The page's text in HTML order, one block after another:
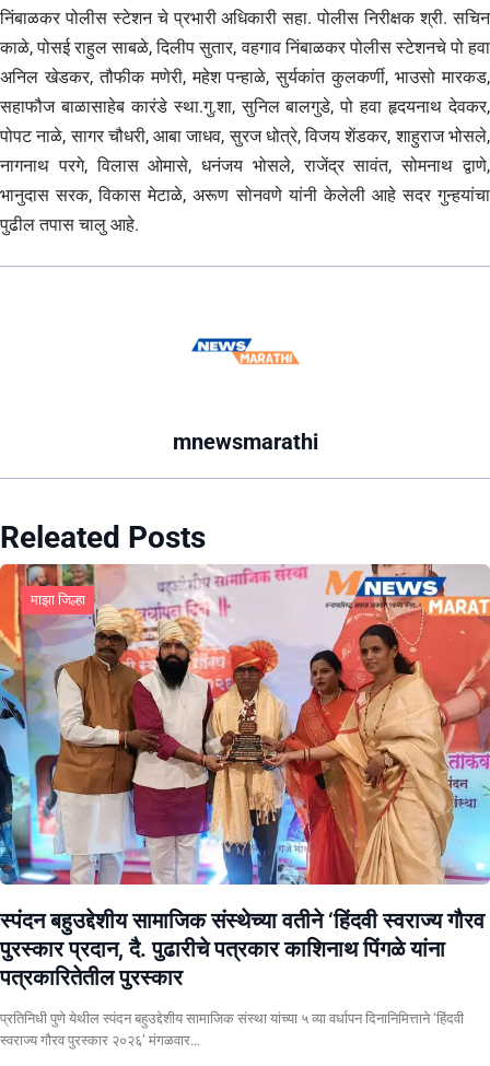
निंबाळकर पोलीस स्टेशन चे प्रभारी अधिकारी सहा. पोलीस निरीक्षक श्री. सचिन
काळे, पोसई राहुल साबळे, दिलीप सुतार, वहगाव निंबाळकर पोलीस स्टेशनचे पो हवा
अनिल खेडकर, तौफीक मणेरी, महेश पन्हाळे, सुर्यकांत कुलकर्णी, भाउसो मारकड,
सहाफौज बाळासाहेब कारंडे स्था.गु.शा, सुनिल बालगुडे, पो हवा हृदयनाथ देवकर,
पोपट नाळे, सागर चौधरी, आबा जाधव, सुरज धोत्रे, विजय शेंडकर, शाहुराज भोसले,
नागनाथ परगे, विलास ओमासे, धनंजय भोसले, राजेंद्र सावंत, सोमनाथ द्वाणे,
भानुदास सरक, विकास मेटाळे, अरूण सोनवणे यांनी केलेली आहे सदर गुन्हयांचा
पुढील तपास चालु आहे.
mnewsmarathi
Releated Posts
माझा जिल्हा
स्पंदन बहुउद्देशीय सामाजिक संस्थेच्या वतीने ‘हिंदवी स्वराज्य गौरव
पुरस्कार प्रदान, दै. पुढारीचे पत्रकार काशिनाथ पिंगळे यांना
पत्रकारितेतील पुरस्कार
प्रतिनिधी पुणे येथील स्पंदन बहुउद्देशीय सामाजिक संस्था यांच्या ५ व्या वर्धापन दिनानिमित्ताने ‘हिंदवी
स्वराज्य गौरव पुरस्कार २०२६’ मंगळवार…